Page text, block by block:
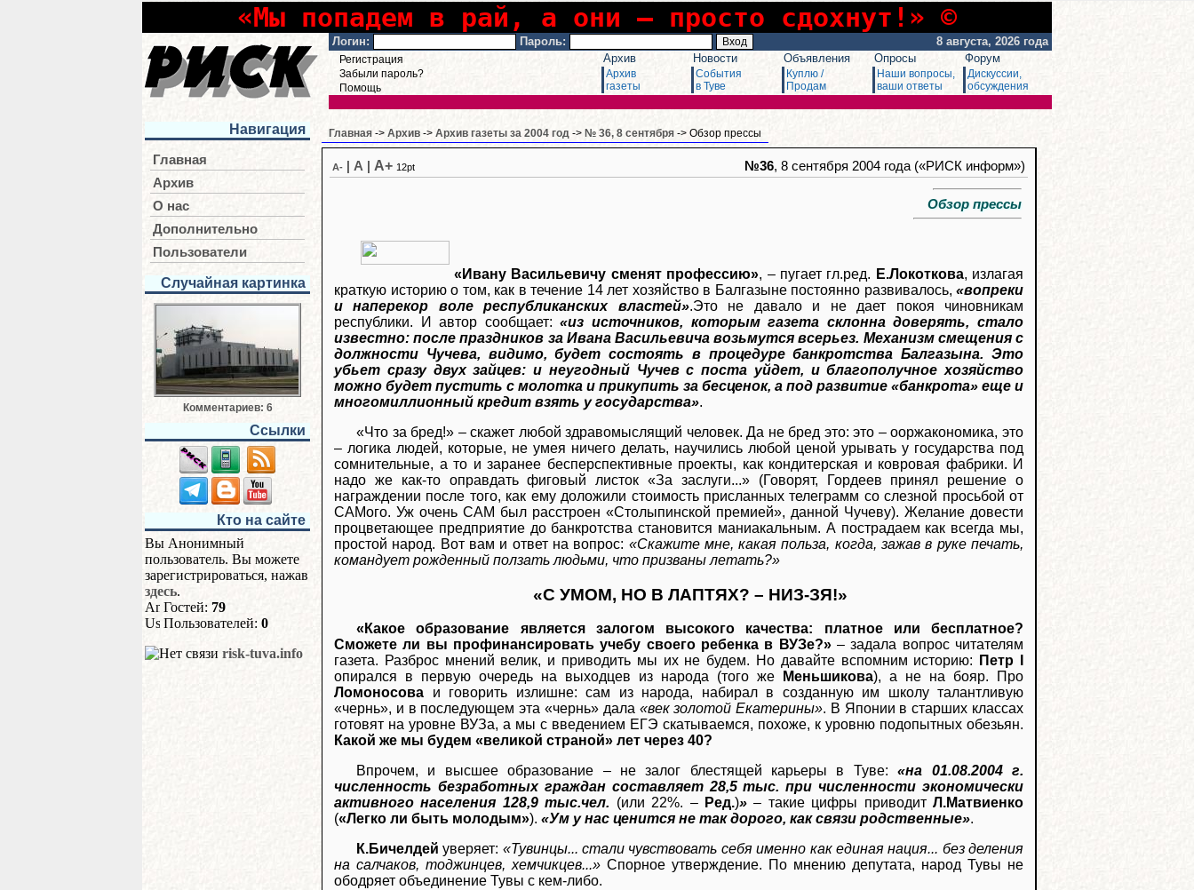
«Мы попадем в рай, а они – просто сдохнут!» ©
Логин: Пароль: 8 августа, 2026 года
Регистрация
Забыли пароль?
Помощь
Архив
Архив
газеты
Новости
События
в Туве
Объявления
Куплю /
Продам
Опросы
Наши вопросы,
ваши ответы
Форум
Дискуссии,
обсуждения
Навигация
Главная
Архив
О нас
Дополнительно
Пользователи
Случайная картинка
Комментариев: 6
Ссылки
Кто на сайте
Вы Анонимный
пользователь. Вы можете
зарегистрироваться, нажав
здесь.
Гостей: 79
Пользователей: 0
risk-tuva.info
Главная -> Архив -> Архив газеты за 2004 год -> № 36, 8 сентября -> Обзор прессы
A- A A+ 12pt №36, 8 сентября 2004 года («РИСК информ»)
Обзор прессы
«Ивану Васильевичу сменят профессию», – пугает гл.ред. Е.Локоткова, излагая
краткую историю о том, как в течение 14 лет хозяйство в Балгазыне постоянно развивалось, «вопреки
и наперекор воле республиканских властей».Это не давало и не дает покоя чиновникам
республики. И автор сообщает:«из источников, которым газета склонна доверять, стало
известно: после праздников за Ивана Васильевича возьмутся всерьез. Механизм смещения с
должности Чучева, видимо, будет состоять в процедуре банкротства Балгазына. Это
убьет сразу двух зайцев: и неугодный Чучев с поста уйдет, и благополучное хозяйство
можно будет пустить с молотка и прикупить за бесценок, а под развитие «банкрота» еще и
многомиллионный кредит взять у государства».
«Что за бред!» – скажет любой здравомыслящий человек. Да не бред это: это – ооржакономика, это
– логика людей, которые, не умея ничего делать, научились любой ценой урывать у государства под
сомнительные, а то и заранее бесперспективные проекты, как кондитерская и ковровая фабрики. И
надо же как-то оправдать фиговый листок «За заслуги...» (Говорят, Гордеев принял решение о
награждении после того, как ему доложили стоимость присланных телеграмм со слезной просьбой от
САМого. Уж очень САМ был расстроен «Столыпинской премией», данной Чучеву). Желание довести
процветающее предприятие до банкротства становится маниакальным. А пострадаем как всегда мы,
простой народ. Вот вам и ответ на вопрос: «Скажите мне, какая польза, когда, зажав в руке печать,
командует рожденный ползать людьми, что призваны летать?»
«С УМОМ, НО В ЛАПТЯХ? – НИЗ-ЗЯ!»
«Какое образование является залогом высокого качества: платное или бесплатное?
Сможете ли вы профинансировать учебу своего ребенка в ВУЗе?»– задала вопрос читателям
газета. Разброс мнений велик, и приводить мы их не будем. Но давайте вспомним историю:
Петр I
опирался в первую очередь на выходцев из народа (того же
Меньшикова), а не на бояр. Про
Ломоносова и говорить излишне: сам из народа, набирал в созданную им школу талантливую
«чернь», и в последующем эта «чернь» дала «век золотой Екатерины». В Японии в старших классах
готовят на уровне ВУЗа, а мы с введением ЕГЭ скатываемся, похоже, к уровню подопытных обезьян.
Какой же мы будем «великой страной» лет через 40?
Впрочем, и высшее образование – не залог блестящей карьеры в Туве:«на 01.08.2004 г.
численность безработных граждан составляет 28,5 тыс. при численности экономически
активного населения 128,9 тыс.чел. (или 22%. – Ред.)»– такие цифры приводитЛ.Матвиенко
(«Легко ли быть молодым»). «Ум у нас ценится не так дорого, как связи родственные».
К.Бичелдей уверяет: «Тувинцы... стали чувствовать себя именно как единая нация... без деления
на салчаков, тоджинцев, хемчикцев...» Спорное утверждение. По мнению депутата, народ Тувы не
ободряет объединение Тувы с кем-либо.